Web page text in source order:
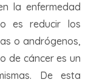
la enfermedad
es reducir los
o andrógenos,
de cáncer es un
De esta